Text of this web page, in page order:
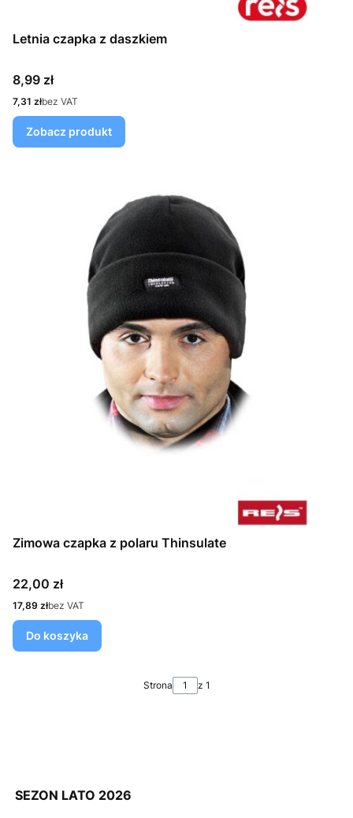
Letnia czapka z daszkiem
Cena
8,99 zł
Cena
7,31 złbez VAT
Zobacz produkt
Zimowa czapka z polaru Thinsulate
Cena
22,00 zł
Cena
17,89 złbez VAT
Do koszyka
Strona z 1
SEZON LATO 2026